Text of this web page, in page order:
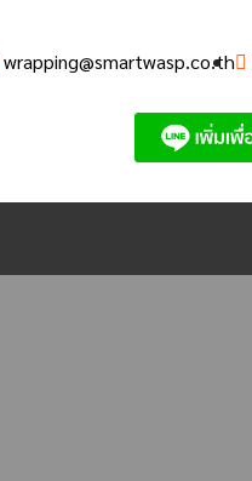
wrapping@smartwasp.co.th